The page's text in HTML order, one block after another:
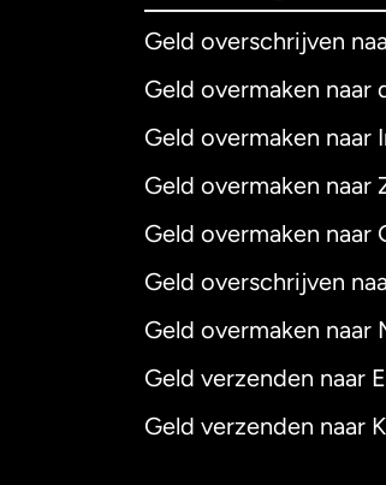
Geld overschrijven
Geld overmaken naar
Geld overmaken naar
Geld overmaken naar
Geld overmaken naar
Geld overschrijven
Geld overmaken naar
Geld verzenden naar
Geld verzenden naar